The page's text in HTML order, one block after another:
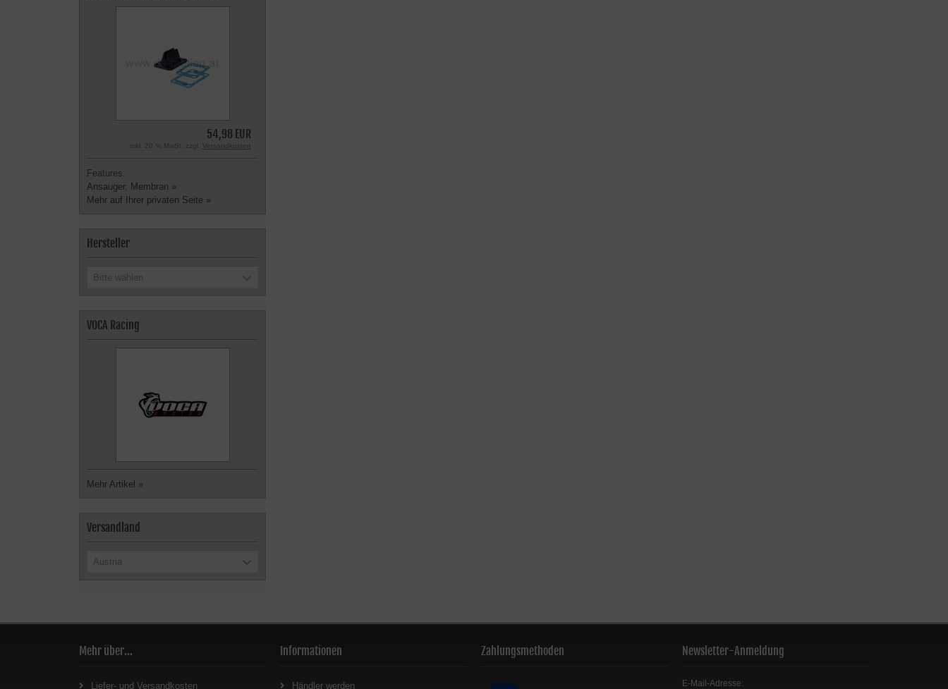
54,98 EUR
inkl. 20 % MwSt. zzgl. Versandkosten
Features:
Ansauger, Membran »
Mehr auf Ihrer privaten Seite »
Hersteller
Bitte wählen
VOCA Racing
Mehr Artikel »
Versandland
Austria
Mehr über...
Liefer- und Versandkosten
Informationen
Händler werden
Zahlungsmethoden Newsletter-Anmeldung
E-Mail-Adresse: